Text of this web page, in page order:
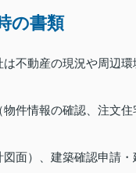
の書類
不動産の現況や周辺
件情報の確認、注文
面）、建築確認申請